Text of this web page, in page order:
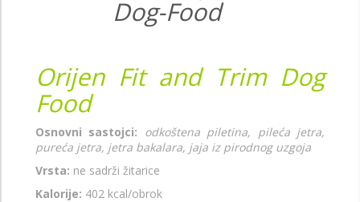
Orijen Fit and Trim Dog
Food
Osnovni sastojci: odkoštena piletina, pileća jetra,
pureća jetra, jetra bakalara, jaja iz pirodnog uzgoja
Vrsta: ne sadrži žitarice
Kalorije: 402 kcal/obrok